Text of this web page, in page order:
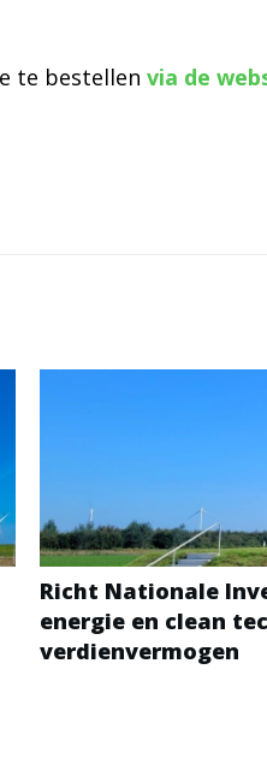
te bestellen via de
Richt Nationale
energie en clean
verdienvermogen